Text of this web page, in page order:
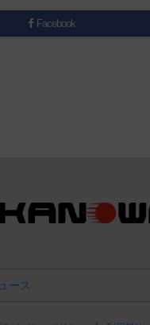
Facebook
ース